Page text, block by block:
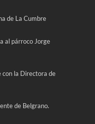
de La Cumbre
al párroco Jorge
con la Directora de
de Belgrano.